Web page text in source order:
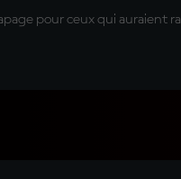
pour ceux qui auraient